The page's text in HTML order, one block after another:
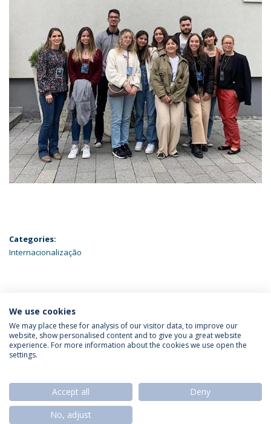
Categories:
Internacionalização
ÚLTIMAS NOTÍCIAS
Política de Privacidade
Termos & Condições
We use cookies
We may place these for analysis of our visitor data, to improve our
website, show personalised content and to give you a great website
experience. For more information about the cookies we use open the
settings.
Accept all
Deny
No, adjust